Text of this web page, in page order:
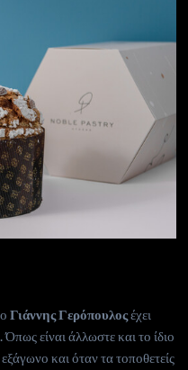
οΓιάννης Γερόπουλοςέχει
. Όπως είναι άλλωστε και το ίδιο
και όταν τα τοποθετείς